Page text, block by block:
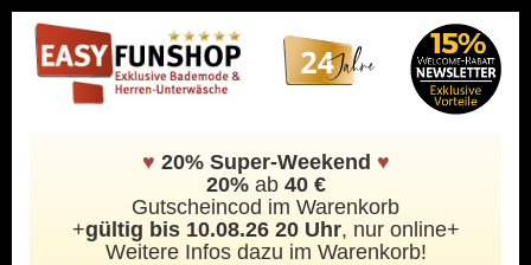
♥ 20% Super-Weekend ♥
20%ab 40 €
Gutscheincod im Warenkorb
+gültig bis 10.08.26 20 Uhr, nur online+
Weitere Infos dazu im Warenkorb!